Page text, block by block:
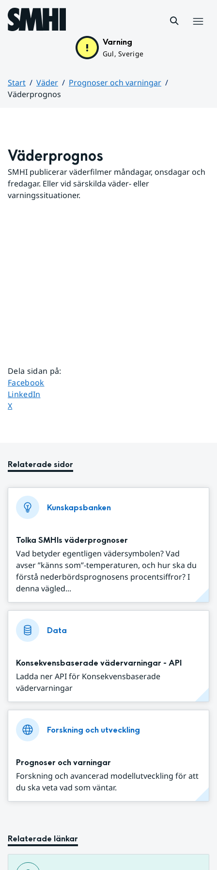
Hoppa till sidans innehåll
Varning
Gul, Sverige
Start Väder
Prognoser och varningar
Väderprognos
Väderprognos
SMHI publicerar väderfilmer måndagar, onsdagar och
fredagar. Eller vid särskilda väder- eller
varningssituationer.
Dela sidan på:
Dela sidan på
Facebook
Dela sidan på
LinkedIn
Dela sidan på
X
Relaterade sidor
Kunskapsbanken
Tolka SMHIs väderprognoser
Vad betyder egentligen vädersymbolen? Vad
avser ”känns som”-temperaturen, och hur ska du
förstå nederbördsprognosens procentsiffror? I
denna vägled...
Data
Konsekvensbaserade vädervarningar - API
Ladda ner API för Konsekvensbaserade
vädervarningar
Forskning och utveckling
Prognoser och varningar
Forskning och avancerad modellutveckling för att
du ska veta vad som väntar.
Relaterade länkar